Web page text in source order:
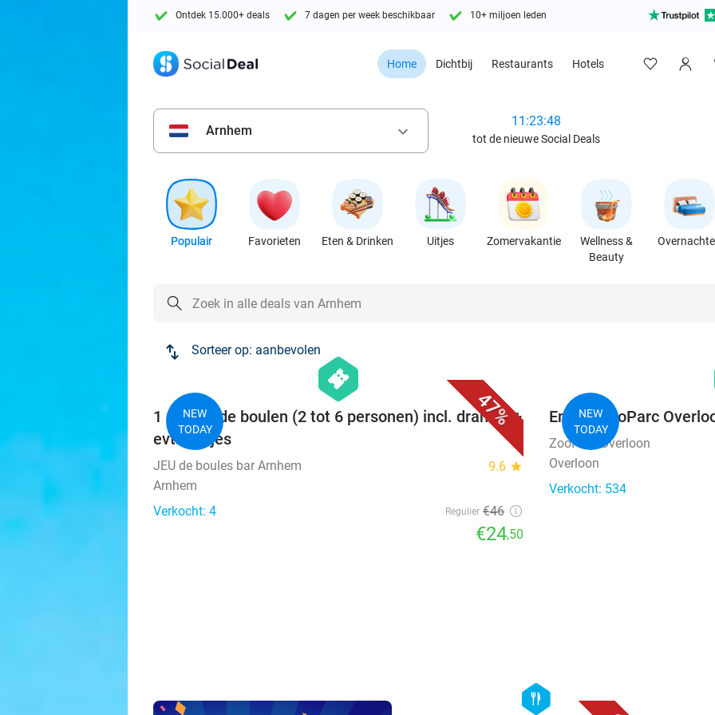
Ontdek 15.000+ deals 7 dagen per week beschikbaar 10+ miljoen leden
Home Dichtbij Restaurants Hotels
Arnhem keyboard_arrow_down
11:23:47
tot de nieuwe Social Deals
Populair Favorieten Eten & Drinken Uitjes Zomervakantie
Wellness &
Beauty
Sorteer op: aanbevolen
47%
NEW
TODAY
hexagon
events
1 uur jeu de boulen (2 tot 6 personen) incl. drankje +
evt. hapjes
JEU de boules bar Arnhem 9.6 star
Arnhem
Verkocht: 4
Regulier €46
€24,50
NEW
TODAY
Entree ZooParc
ZooParc Overloon
Overloon
Verkocht: 534
hexagon
food